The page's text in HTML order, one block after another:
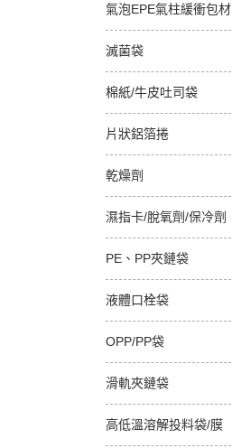
氣泡EPE氣柱緩衝包材
滅菌袋
棉紙/牛皮吐司袋
片狀鋁箔捲
乾燥劑
濕指卡/脫氧劑/保冷劑
PE、PP夾鏈袋
液體口栓袋
OPP/PP袋
滑軌夾鏈袋
高低溫溶解投料袋/膜